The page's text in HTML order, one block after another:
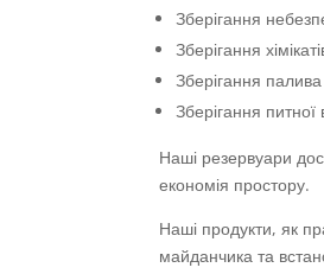
Зберігання
Зберігання
Зберігання палива
Зберігання питної
Наші резервуари
економія простору.
Наші продукти, як
майданчика та